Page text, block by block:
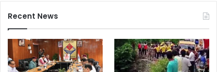
Recent News